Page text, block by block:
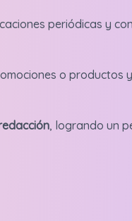
periódicas y
o productos
, logrando un